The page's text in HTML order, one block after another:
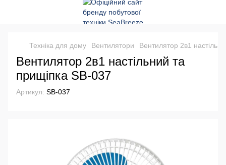
Техніка для дому Вентилятори Вентилятор 2в1
Вентилятор 2в1 настільний та
прищіпка SB-037
Артикул: SB-037